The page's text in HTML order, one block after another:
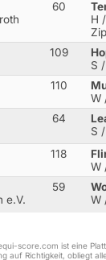
60
H
109
S
110
W
64
S
118
W
e.V.
59
W
score.com ist eine
auf Richtigkeit, obliegt